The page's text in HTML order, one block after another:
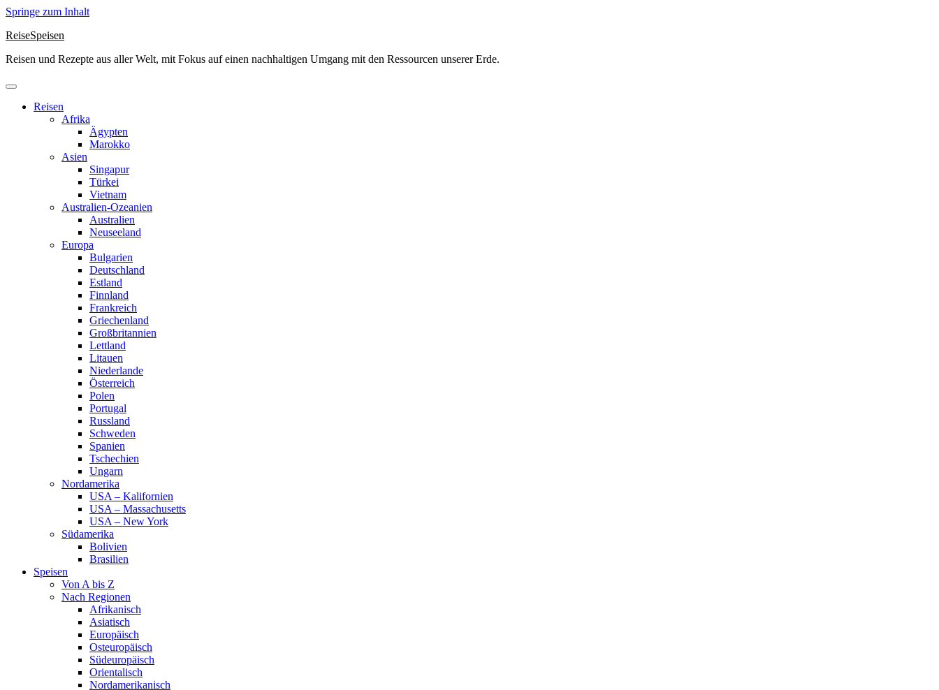
Springe zum Inhalt
ReiseSpeisen
Reisen und Rezepte aus aller Welt, mit Fokus auf einen nachhaltigen Umgang mit den Ressourcen unserer Erde.
Reisen
Afrika
Ägypten
Marokko
Asien
Singapur
Türkei
Vietnam
Australien-Ozeanien
Australien
Neuseeland
Europa
Bulgarien
Deutschland
Estland
Finnland
Frankreich
Griechenland
Großbritannien
Lettland
Litauen
Niederlande
Österreich
Polen
Portugal
Russland
Schweden
Spanien
Tschechien
Ungarn
Nordamerika
USA – Kalifornien
USA – Massachusetts
USA – New York
Südamerika
Bolivien
Brasilien
Speisen
Von A bis Z
Nach Regionen
Afrikanisch
Asiatisch
Europäisch
Osteuropäisch
Südeuropäisch
Orientalisch
Nordamerikanisch